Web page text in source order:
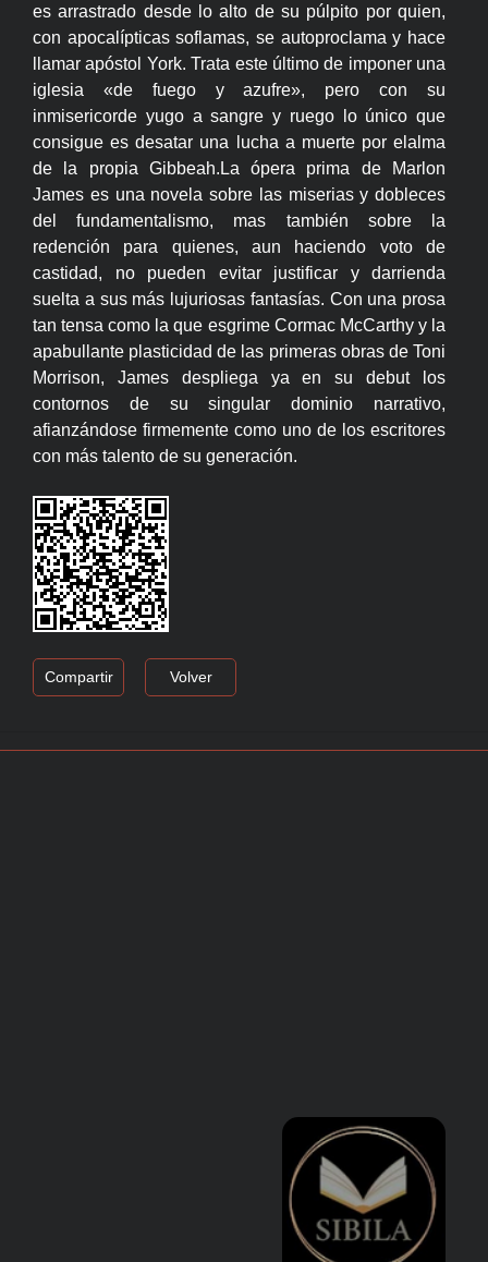
es arrastrado desde lo alto de su púlpito por quien,
con apocalípticas soflamas, se autoproclama y hace
llamar apóstol York. Trata este último de imponer una
iglesia «de fuego y azufre», pero con su
inmisericorde yugo a sangre y ruego lo único que
consigue es desatar una lucha a muerte por elalma
de la propia Gibbeah.La ópera prima de Marlon
James es una novela sobre las miserias y dobleces
del fundamentalismo, mas también sobre la
redención para quienes, aun haciendo voto de
castidad, no pueden evitar justificar y darrienda
suelta a sus más lujuriosas fantasías. Con una prosa
tan tensa como la que esgrime Cormac McCarthy y la
apabullante plasticidad de las primeras obras de Toni
Morrison, James despliega ya en su debut los
contornos de su singular dominio narrativo,
afianzándose firmemente como uno de los escritores
con más talento de su generación.
Compartir Volver